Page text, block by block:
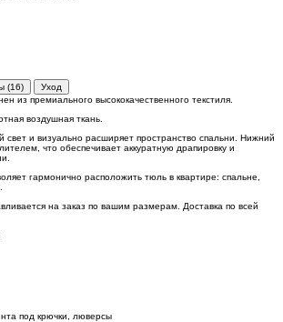
(16)
Уход
из премиального высококачественного текстиля.
воздушная ткань.
свет и визуально расширяет пространство спальни. Нижний
что обеспечивает аккуратную драпировку и
гармонично расположить тюль в квартире: спальне,
на заказ по вашим размерам. Доставка по всей
под крючки, люверсы